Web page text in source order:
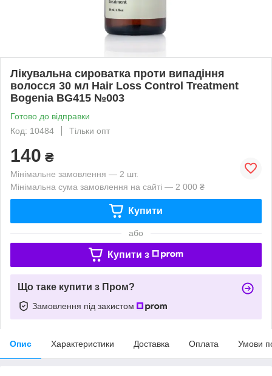
Лікувальна сироватка проти випадіння
волосся 30 мл Hair Loss Control Treatment
Bogenia BG415 №003
Готово до відправки
Код: 10484
Тільки опт
140 ₴
Мінімальне замовлення — 2 шт.
Мінімальна сума замовлення на сайті — 2 000 ₴
Купити
або
Купити з
Що таке купити з Пром?
Замовлення під захистом
Опис Характеристики Доставка Оплата Умови